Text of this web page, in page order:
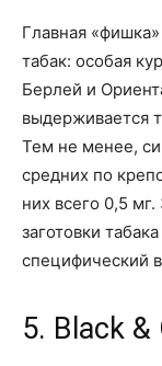
Главная
табак: особая
Берлей и
выдерживается
Тем не менее,
средних по
них всего 0,5
заготовки
специфический
5. Black &